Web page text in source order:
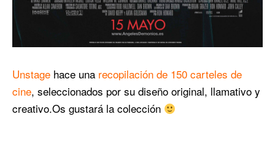
Unstage hace una recopilación de 150 carteles de
cine, seleccionados por su diseño original, llamativo y
creativo.Os gustará la colección